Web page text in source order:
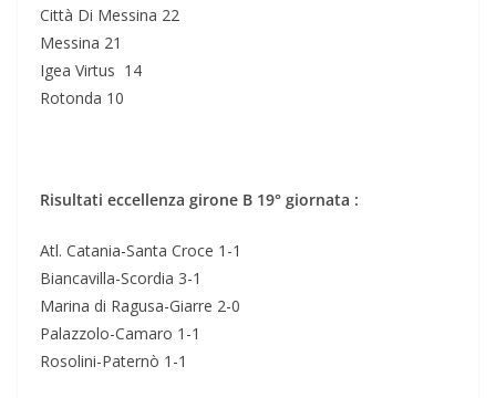
Città Di Messina 22
Messina 21
Igea Virtus 14
Rotonda 10
Risultati eccellenza girone B 19° giornata :
Atl. Catania-Santa Croce 1-1
Biancavilla-Scordia 3-1
Marina di Ragusa-Giarre 2-0
Palazzolo-Camaro 1-1
Rosolini-Paternò 1-1